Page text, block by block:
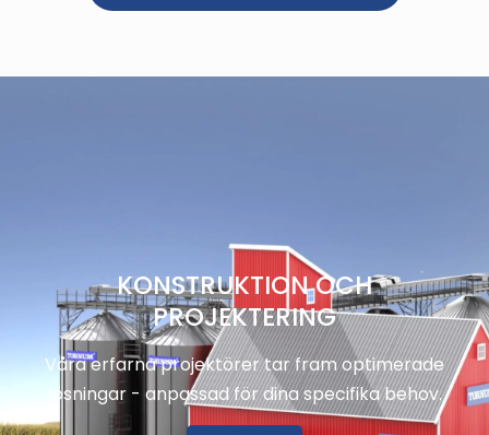
KONSTRUKTION OCH
PROJEKTERING
Våra erfarna projektörer tar fram optimerade
lösningar - anpassad för dina specifika behov.